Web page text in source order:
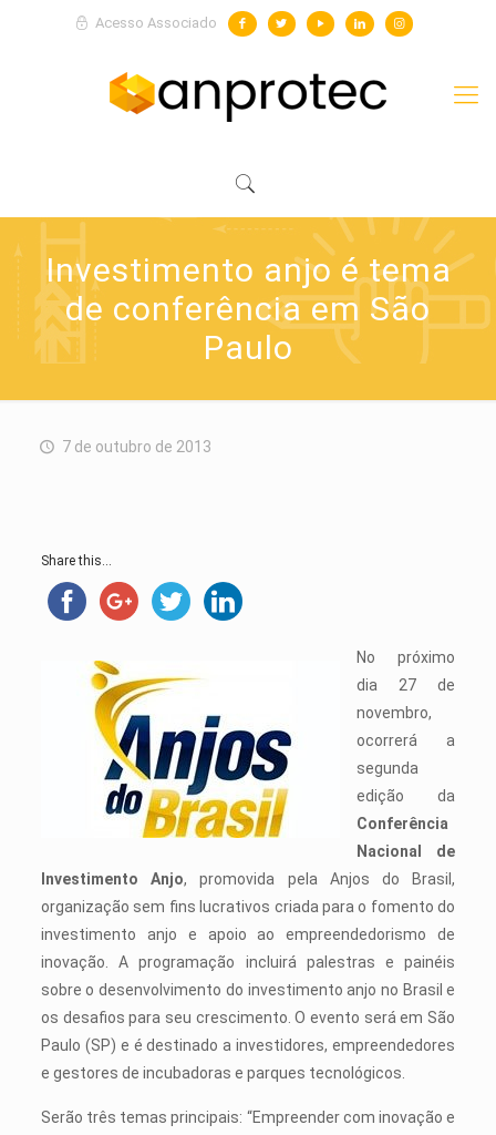
Acesso Associado
Investimento anjo é tema
de conferência em São
Paulo
7 de outubro de 2013
Share this...
No próximo
dia 27 de
novembro,
ocorrerá a
segunda
edição da
Conferência
Nacional de
Investimento Anjo, promovida pela Anjos do Brasil,
organização sem fins lucrativos criada para o fomento do
investimento anjo e apoio ao empreendedorismo de
inovação. A programação incluirá palestras e painéis
sobre o desenvolvimento do investimento anjo no Brasil e
os desafios para seu crescimento. O evento será em São
Paulo (SP) e é destinado a investidores, empreendedores
e gestores de incubadoras e parques tecnológicos.
Serão três temas principais: “Empreender com inovação e